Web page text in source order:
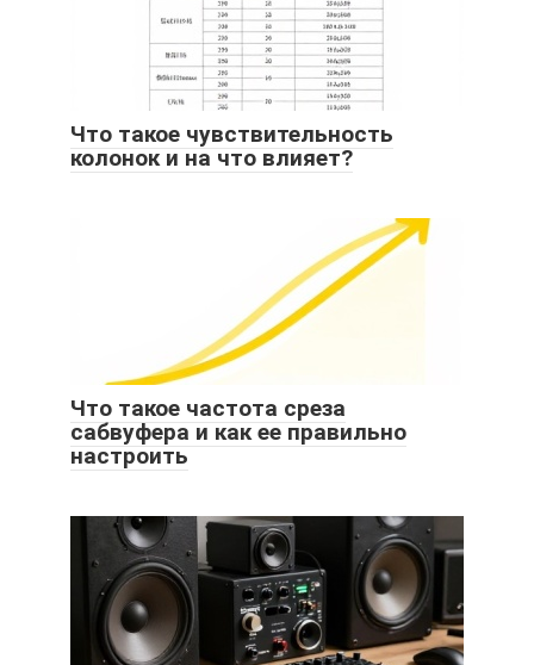
Что такое чувствительность
колонок и на что влияет?
Что такое частота среза
сабвуфера и как ее правильно
настроить